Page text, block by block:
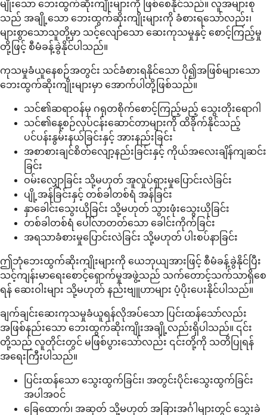
မျိုးသော ဘေးထွက်ဆိုးကျိုးများကို ဖြစ်စေနိုင်သည်။ လူအများစု
သည် အချို့သော ဘေးထွက်ဆိုးကျိုးများကို ခံစားရသော်လည်း၊
များစွာသောသူတို့မှာ သင့်လျော်သော ဆေးကုသမှုနှင့် စောင့်ကြည့်မှု
တို့ဖြင့် စီမံခန့်ခွဲနိုင်ပါသည်။
ကုသမှုခံယူနေစဉ်အတွင်း သင်ခံစားရနိုင်သော ပို၍အဖြစ်များသော
ဘေးထွက်ဆိုးကျိုးများမှာ အောက်ပါတို့ဖြစ်သည်။
သင်၏ဆရာဝန်မှ ဂရုတစိုက်စောင့်ကြည့်မည့် သွေးတိုးရောဂါ
သင်၏နေ့စဉ်လုပ်ငန်းဆောင်တာများကို ထိခိုက်နိုင်သည့်
ပင်ပန်းနွမ်းနယ်ခြင်းနှင့် အားနည်းခြင်း
အစာစားချင်စိတ်လျော့နည်းခြင်းနှင့် ကိုယ်အလေးချိန်ကျဆင်း
ခြင်း
ဝမ်းလျှောခြင်း သို့မဟုတ် အူလှုပ်ရှားမှုပြောင်းလဲခြင်း
ပျို့အန်ခြင်းနှင့် တစ်ခါတစ်ရံ အန်ခြင်း
နှာခေါင်းသွေးယိုခြင်း သို့မဟုတ် သွားဖုံးသွေးယိုခြင်း
တစ်ခါတစ်ရံ ပေါ်လာတတ်သော ခေါင်းကိုက်ခြင်း
အရသာခံစားမှုပြောင်းလဲခြင်း သို့မဟုတ် ပါးစပ်နာခြင်း
ဤဘုံဘေးထွက်ဆိုးကျိုးများကို ယေဘုယျအားဖြင့် စီမံခန့်ခွဲနိုင်ပြီး
သင့်ကျန်းမာရေးစောင့်ရှောက်မှုအဖွဲ့သည် သက်တောင့်သက်သာရှိစေ
ရန် ဆေးဝါးများ သို့မဟုတ် နည်းဗျူဟာများ ပံ့ပိုးပေးနိုင်ပါသည်။
ချက်ချင်းဆေးကုသမှုခံယူရန်လိုအပ်သော ပြင်းထန်သော်လည်း
အဖြစ်နည်းသော ဘေးထွက်ဆိုးကျိုးအချို့လည်းရှိပါသည်။ ၎င်း
တို့သည် လူတိုင်းတွင် မဖြစ်ပွားသော်လည်း ၎င်းတို့ကို သတိပြုရန်
အရေးကြီးပါသည်။
ပြင်းထန်သော သွေးထွက်ခြင်း၊ အတွင်းပိုင်းသွေးထွက်ခြင်း
အပါအဝင်
ခြေထောက်၊ အဆုတ် သို့မဟုတ် အခြားအင်္ဂါများတွင် သွေးခဲ